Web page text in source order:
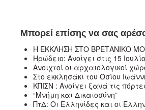
Μπορεί επίσης να σας
Η ΕΚΚΛΗΣΗ ΣΤΟ ΒΡΕΤΑΝΙΚΟ
Ηρώδειο: Ανοίγει στις 15
Ανοιχτοί οι αρχαιολογικοί
Στο εκκλησάκι του Οσίου
ΚΠΙΣΝ : Ανοίγει ξανά τις
“Μνήμη και Δικαιοσύνη”
ΠτΔ: Οι Ελληνίδες και οι